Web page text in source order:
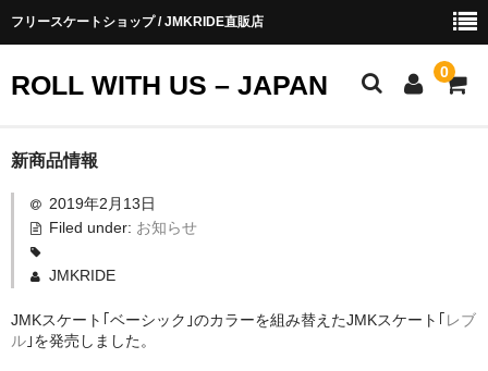
フリースケートショップ / JMKRIDE直販店
ROLL WITH US – JAPAN 0
お知らせ
ショップ会員
お買い物ガイド
お問い合わせ
新商品情報
2019年2月13日
Filed under: お知らせ
JMKRIDE
JMKスケート｢ベーシック｣のカラーを組み替えたJMKスケート｢
レブ
ル ｣を発売しました。